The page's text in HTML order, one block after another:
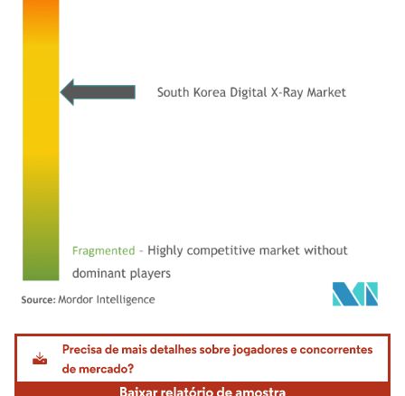
Imagem © Mordor Intelligence. O reuso requer atribuição conforme CC BY 4.0.